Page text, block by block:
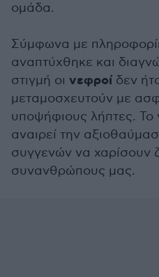
ομάδα.
Σύμφωνα με
αναπτύχθηκε και
στιγμή οι νεφροίδεν
μεταμοσχευτούν με
υποψήφιους λήπτες. Το
αναιρεί την
συγγενών να χαρίσουν
συνανθρώπους μας.